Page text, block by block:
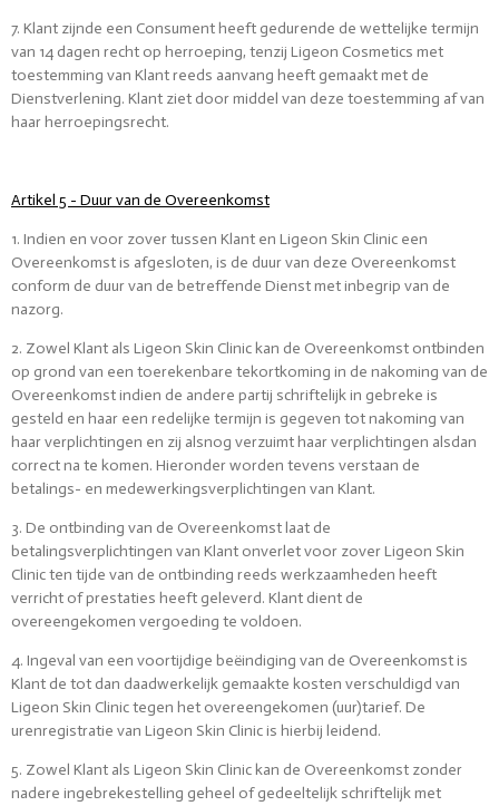
7. Klant zijnde een Consument heeft gedurende de wettelijke termijn
van 14 dagen recht op herroeping, tenzij Ligeon Cosmetics met
toestemming van Klant reeds aanvang heeft gemaakt met de
Dienstverlening. Klant ziet door middel van deze toestemming af van
haar herroepingsrecht.
Artikel 5 - Duur van de Overeenkomst
1. Indien en voor zover tussen Klant en Ligeon Skin Clinic een
Overeenkomst is afgesloten, is de duur van deze Overeenkomst
conform de duur van de betreffende Dienst met inbegrip van de
nazorg.
2. Zowel Klant als Ligeon Skin Clinic kan de Overeenkomst ontbinden
op grond van een toerekenbare tekortkoming in de nakoming van de
Overeenkomst indien de andere partij schriftelijk in gebreke is
gesteld en haar een redelijke termijn is gegeven tot nakoming van
haar verplichtingen en zij alsnog verzuimt haar verplichtingen alsdan
correct na te komen. Hieronder worden tevens verstaan de
betalings- en medewerkingsverplichtingen van Klant.
3. De ontbinding van de Overeenkomst laat de
betalingsverplichtingen van Klant onverlet voor zover Ligeon Skin
Clinic ten tijde van de ontbinding reeds werkzaamheden heeft
verricht of prestaties heeft geleverd. Klant dient de
overeengekomen vergoeding te voldoen.
4. Ingeval van een voortijdige beëindiging van de Overeenkomst is
Klant de tot dan daadwerkelijk gemaakte kosten verschuldigd van
Ligeon Skin Clinic tegen het overeengekomen (uur)tarief. De
urenregistratie van Ligeon Skin Clinic is hierbij leidend.
5. Zowel Klant als Ligeon Skin Clinic kan de Overeenkomst zonder
nadere ingebrekestelling geheel of gedeeltelijk schriftelijk met